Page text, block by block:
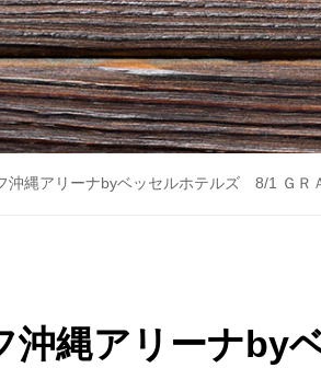
沖縄アリーナbyベッセルホテルズ 8/1 ＧＲ
沖縄アリーナ